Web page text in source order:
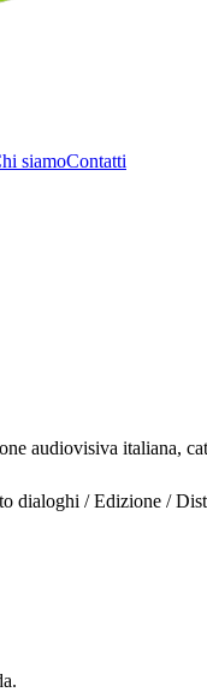
siamoContatti
audiovisiva italiana,
dialoghi / Edizione /